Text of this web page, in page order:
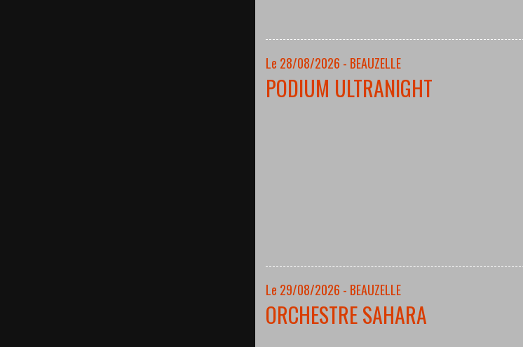
Le 28/08/2026 - BEAUZELLE
PODIUM ULTRANIGHT
Le 29/08/2026 - BEAUZELLE
ORCHESTRE SAHARA